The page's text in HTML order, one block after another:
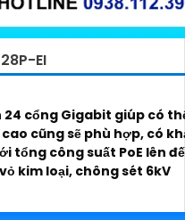
EI
24 cổng Gigabit giúp có
cũng sẽ phù hợp, có
tổng công suất PoE lên
kim loại, chông sét 6kV